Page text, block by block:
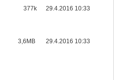
377k 29.4.2016 10:33
3,6MB 29.4.2016 10:33